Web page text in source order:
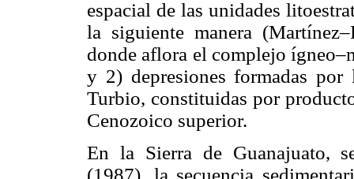
espacial de las unidades
la siguiente manera
donde aflora el complejo
y 2) depresiones formadas
Turbio, constituidas por
Cenozoico superior.
En la Sierra de Guanajuato,
(1987), la secuencia